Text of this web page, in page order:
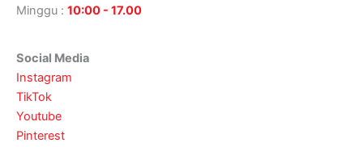
Minggu : 10:00 - 17.00
Social Media
Instagram
TikTok
Youtube
Pinterest